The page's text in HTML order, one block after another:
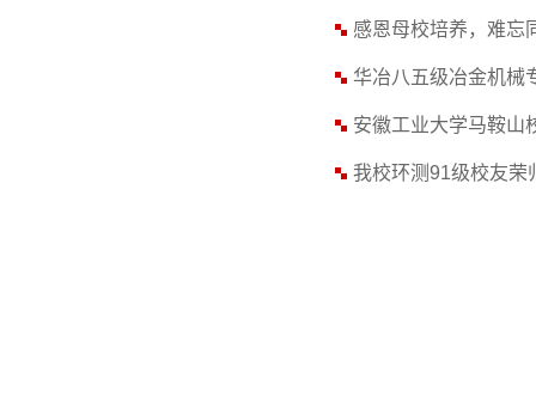
感恩母校培养，难忘
华冶八五级冶金机械
安徽工业大学马鞍山
我校环测91级校友荣